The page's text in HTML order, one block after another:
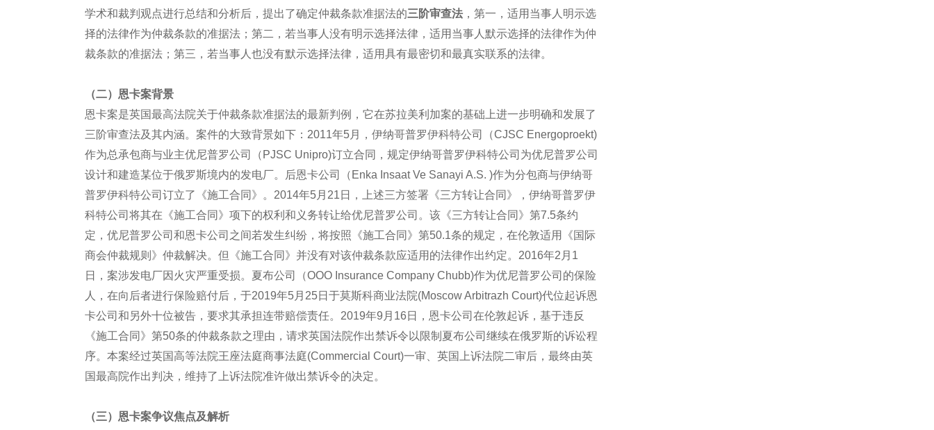
学术和裁判观点进行总结和分析后，提出了确定仲裁条款准据法的三阶审查法 ，第一，适用当事人明示选
择的法律作为仲裁条款的准据法；第二，若当事人没有明示选择法律，适用当事人默示选择的法律作为仲
裁条款的准据法；第三，若当事人也没有默示选择法律，适用具有最密切和最真实联系的法律。
（二）恩卡案背景
恩卡案是英国最高法院关于仲裁条款准据法的最新判例，它在苏拉美利加案的基础上进一步明确和发展了
三阶审查法及其内涵。案件的大致背景如下：2011年5月，伊纳哥普罗伊科特公司（CJSC Energoproekt)
作为总承包商与业主优尼普罗公司（PJSC Unipro)订立合同，规定伊纳哥普罗伊科特公司为优尼普罗公司
设计和建造某位于俄罗斯境内的发电厂。后恩卡公司（Enka Insaat Ve Sanayi A.S. )作为分包商与伊纳哥
普罗伊科特公司订立了《施工合同》。2014年5月21日，上述三方签署《三方转让合同》，伊纳哥普罗伊
科特公司将其在《施工合同》项下的权利和义务转让给优尼普罗公司。该《三方转让合同》第7.5条约
定，优尼普罗公司和恩卡公司之间若发生纠纷，将按照《施工合同》第50.1条的规定，在伦敦适用《国际
商会仲裁规则》仲裁解决。但《施工合同》并没有对该仲裁条款应适用的法律作出约定。2016年2月1
日，案涉发电厂因火灾严重受损。夏布公司（OOO Insurance Company Chubb)作为优尼普罗公司的保险
人，在向后者进行保险赔付后，于2019年5月25日于莫斯科商业法院(Moscow Arbitrazh Court)代位起诉恩
卡公司和另外十位被告，要求其承担连带赔偿责任。2019年9月16日，恩卡公司在伦敦起诉，基于违反
《施工合同》第50条的仲裁条款之理由，请求英国法院作出禁诉令以限制夏布公司继续在俄罗斯的诉讼程
序。本案经过英国高等法院王座法庭商事法庭(Commercial Court)一审、英国上诉法院二审后，最终由英
国最高院作出判决，维持了上诉法院准许做出禁诉令的决定。
（三）恩卡案争议焦点及解析